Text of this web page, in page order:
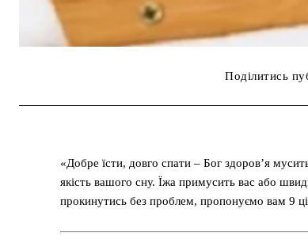
Поділитись
«Добре їсти, довго спати – Бог здоров’я
якість вашого сну. Їжа примусить вас або
прокинутись без проблем, пропонуємо вам 9